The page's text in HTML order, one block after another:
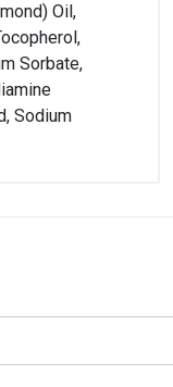
Oil,
Sorbate,
Sodium